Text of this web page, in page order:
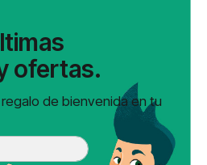
ofertas.
de bienvenida en tu